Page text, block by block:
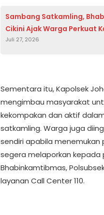
Sambang Satkamling,
Cikini Ajak Warga Perkuat
Juli 27, 2026
Sementara itu, Kapolsek
mengimbau masyarakat
kekompakan dan aktif
satkamling. Warga juga
sendiri apabila menemukan
segera melaporkan kepada
Bhabinkamtibmas,
layanan Call Center 110.